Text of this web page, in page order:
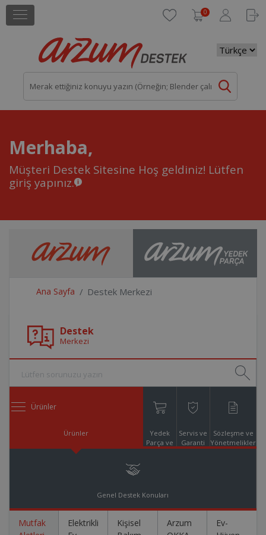
0
Merhaba,
Müşteri Destek Sitesine Hoş geldiniz! Lütfen
giriş yapınız.
Ana Sayfa Destek Merkezi
Destek
Merkezi
Ürünler
Ürünler
Yedek
Parça ve
Servis ve
Garanti
Sözleşme ve
Yönetmelikler
Genel Destek Konuları
Mutfak
Elektrikli
Kişisel
Arzum
Ev-